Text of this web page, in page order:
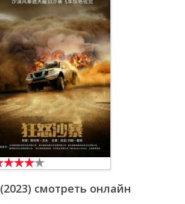
(2023) смотреть онлайн